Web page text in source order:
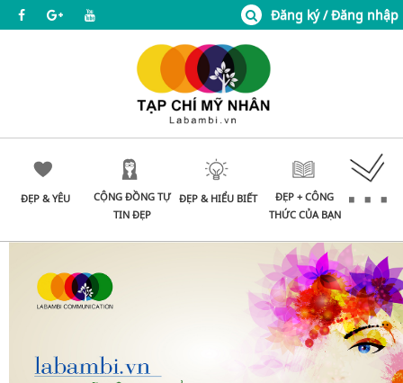
Đăng ký / Đăng nhập
ĐẸP & YÊU
CỘNG ĐỒNG TỰ
TIN ĐẸP
ĐẸP & HIỂU BIẾT
ĐẸP + CÔNG
THỨC CỦA BẠN